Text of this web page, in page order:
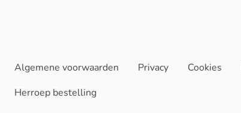
Algemene voorwaarden Privacy Cookies
Herroep bestelling